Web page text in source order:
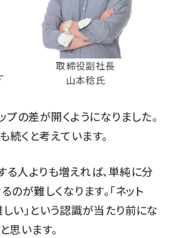
取締役副社長
山本稔氏
プの差が開くようになりました。
くと考えています。
人よりも増えれば、単純に分
が難しくなります。「ネット
い」という認識が当たり前にな
思います。